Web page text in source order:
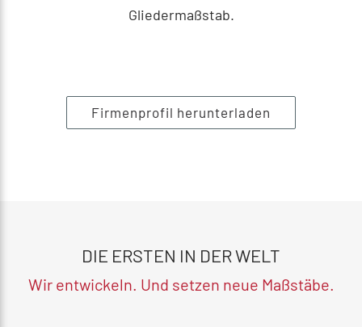
Gliedermaßstab.
Firmenprofil herunterladen
DIE ERSTEN IN DER WELT
Wir entwickeln. Und setzen neue Maßstäbe.